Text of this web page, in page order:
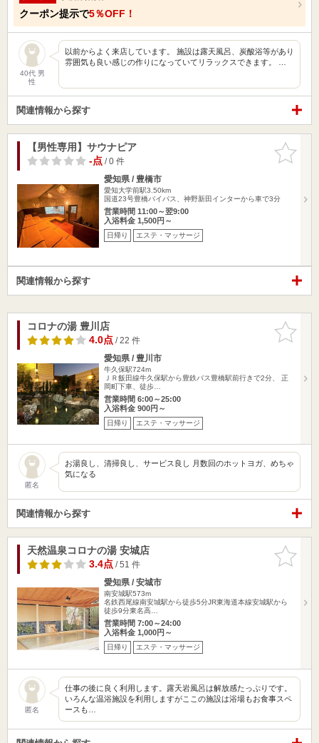
クーポン提示で5％OFF！
40代 男
性
以前からよく来店しています。 施設は露天風呂、炭酸浴等があり
雰囲気も良い感じの作りになっていてリラックスできます。 …
関連情報から探す
お気に入
りに追加
【男性専用】サウナピア
-点/ 0 件
愛知県 / 豊橋市
愛知大学前駅3.50km
国道23号豊橋バイパス、神野新田インターから車で3分
営業時間 11:00～翌9:00
入浴料金 1,500円～
日帰り エステ・マッサージ
関連情報から探す
お気に入
りに追加
コロナの湯 豊川店
4.0点/ 22 件
愛知県 / 豊川市
牛久保駅724m
ＪＲ飯田線牛久保駅から豊鉄バス豊橋駅前行きで2分、 正
岡町下車、徒歩…
営業時間 6:00～25:00
入浴料金 900円～
日帰り エステ・マッサージ
匿名
お湯良し、清掃良し、サービス良し 月数回のホットヨガ、めちゃ
気になる
関連情報から探す
お気に入
りに追加
天然温泉コロナの湯 安城店
3.4点/ 51 件
愛知県 / 安城市
南安城駅573m
名鉄西尾線南安城駅から徒歩5分JR東海道本線安城駅から
徒歩9分東名高…
営業時間 7:00～24:00
入浴料金 1,000円～
日帰り エステ・マッサージ
匿名
仕事の後に良く利用します。露天岩風呂は解放感たっぷりです。
いろんな温浴施設を利用しますがここの施設は浴場もお食事スペ
ースも…